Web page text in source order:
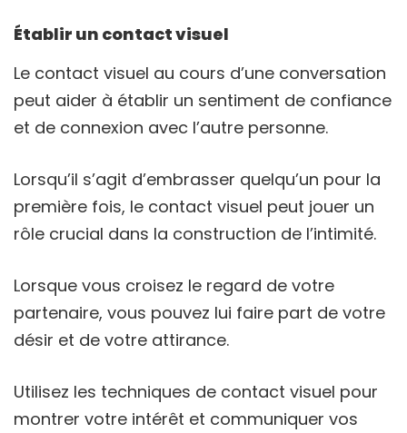
Établir un contact visuel
Le contact visuel au cours d’une conversation
peut aider à établir un sentiment de confiance
et de connexion avec l’autre personne.
Lorsqu’il s’agit d’embrasser quelqu’un pour la
première fois, le contact visuel peut jouer un
rôle crucial dans la construction de l’intimité.
Lorsque vous croisez le regard de votre
partenaire, vous pouvez lui faire part de votre
désir et de votre attirance.
Utilisez les techniques de contact visuel pour
montrer votre intérêt et communiquer vos